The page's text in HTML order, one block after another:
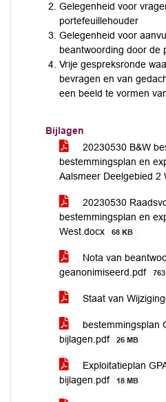
Gelegenheid voor
portefeuillehouder
Gelegenheid voor
beantwoording door de
Vrije gespreksronde
bevragen en van
een beeld te vormen
Bijlagen
20230530 B&W
bestemmingsplan en
Aalsmeer Deelgebied 2
20230530
bestemmingsplan en
West.docx
68 KB
Nota van
geanonimiseerd.pdf
Staat van
bestemmingsplan
bijlagen.pdf
26 MB
Exploitatieplan
bijlagen.pdf
18 MB